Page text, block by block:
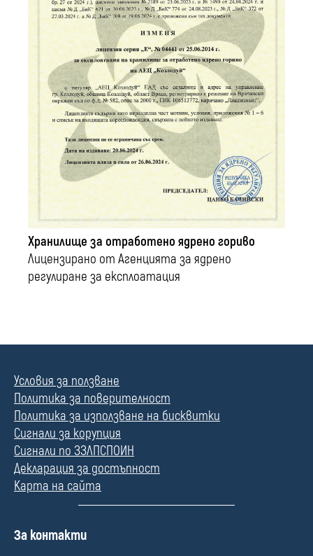
Хранилище за отработено ядрено гориво
Лицензирано от Агенцията за ядрено
регулиране за експлоатация
Условия за ползване
Политика за поверителност
Политика за използване на бисквитки
Сигнали за корупция
Сигнали по ЗЗЛПСПОИН
Декларация за достъпност
Карта на сайта
П
За контакти